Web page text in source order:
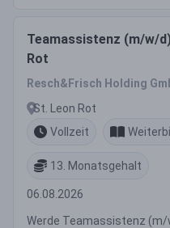
Teamassistenz (m/w/
Rot
Resch&Frisch Holding
St. Leon Rot
Vollzeit
13. Monatsgehalt
06.08.2026
Werde Teamassistenz (m/